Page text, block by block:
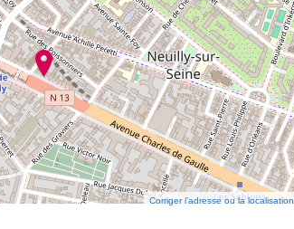
Corriger l’adresse ou la localisation